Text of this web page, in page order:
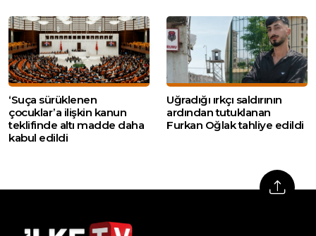
‘Suça sürüklenen
çocuklar’a ilişkin kanun
teklifinde altı madde daha
kabul edildi
Uğradığı ırkçı saldırının
ardından tutuklanan
Furkan Oğlak tahliye edildi